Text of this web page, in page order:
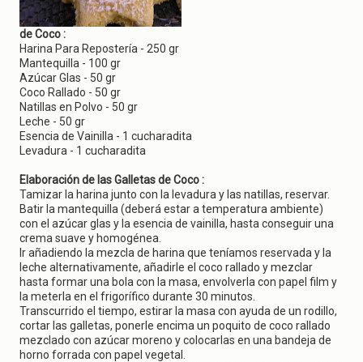
a
t
de Coco :
Harina Para Repostería - 250 gr
Mantequilla - 100 gr
Azúcar Glas - 50 gr
Coco Rallado - 50 gr
Natillas en Polvo - 50 gr
Leche - 50 gr
Esencia de Vainilla - 1 cucharadita
Levadura - 1 cucharadita
Elaboración de las Galletas de Coco :
Tamizar la harina junto con la levadura y las natillas, reservar.
Batir la mantequilla (deberá estar a temperatura ambiente)
con el azúcar glas y la esencia de vainilla, hasta conseguir una
crema suave y homogénea.
Ir añadiendo la mezcla de harina que teníamos reservada y la
leche alternativamente, añadirle el coco rallado y mezclar
hasta formar una bola con la masa, envolverla con papel film y
la meterla en el frigorífico durante 30 minutos.
Transcurrido el tiempo, estirar la masa con ayuda de un rodillo,
cortar las galletas, ponerle encima un poquito de coco rallado
mezclado con azúcar moreno y colocarlas en una bandeja de
horno forrada con papel vegetal.